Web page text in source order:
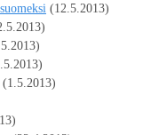
(12.5.2013)
(1.5.2013)